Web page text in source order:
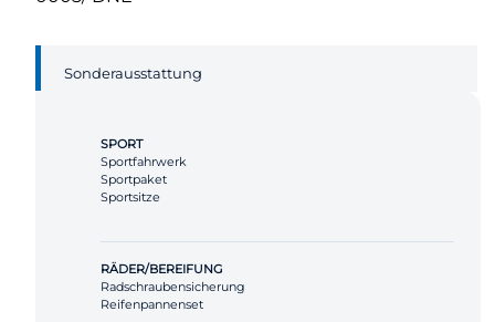
Sonderausstattung
SPORT
Sportfahrwerk
Sportpaket
Sportsitze
RÄDER/BEREIFUNG
Radschraubensicherung
Reifenpannenset